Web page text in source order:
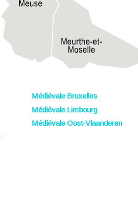
Médiévale Bruxelles
Médiévale Limbourg
Médiévale Oost-Vlaanderen